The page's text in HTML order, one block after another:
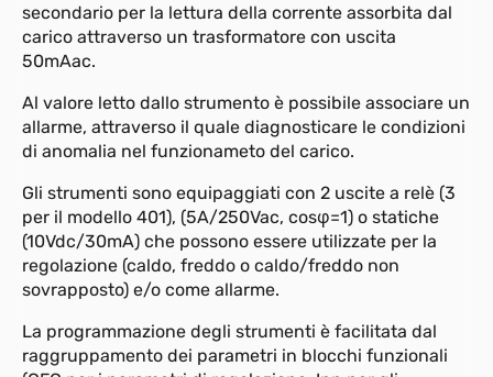
secondario per la lettura della corrente assorbita dal
carico attraverso un trasformatore con uscita
50mAac.
Al valore letto dallo strumento è possibile associare un
allarme, attraverso il quale diagnosticare le condizioni
di anomalia nel funzionameto del carico.
Gli strumenti sono equipaggiati con 2 uscite a relè (3
per il modello 401), (5A/250Vac, cosφ=1) o statiche
(10Vdc/30mA) che possono essere utilizzate per la
regolazione (caldo, freddo o caldo/freddo non
sovrapposto) e/o come allarme.
La programmazione degli strumenti è facilitata dal
raggruppamento dei parametri in blocchi funzionali